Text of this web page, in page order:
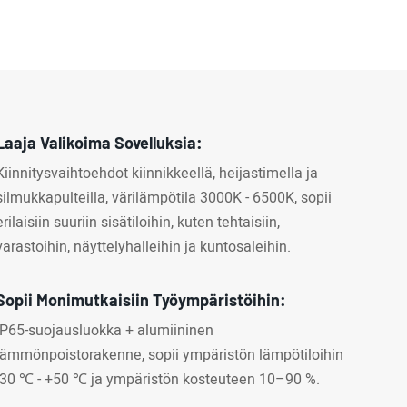
Valikoima Sovelluksia:
kiinnikkeellä, heijastimella ja
värilämpötila 3000K - 6500K, sopii
suuriin sisätiloihin, kuten tehtaisiin,
näyttelyhalleihin ja kuntosaleihin.
Monimutkaisiin Työympäristöihin:
suojausluokka + alumiininen
sopii ympäristön lämpötiloihin
℃ - +50 ℃ ja ympäristön kosteuteen 10–90 %.